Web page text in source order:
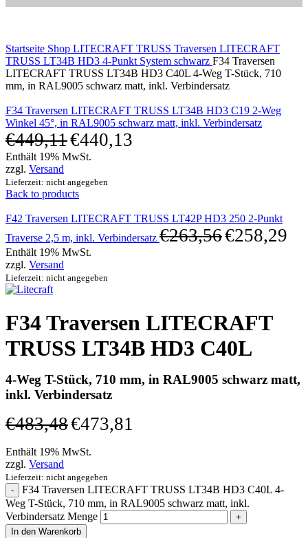
Startseite Shop LITECRAFT TRUSS Traversen LITECRAFT
TRUSS LT34B HD3 4-Punkt System schwarz F34 Traversen
LITECRAFT TRUSS LT34B HD3 C40L 4-Weg T-Stück, 710
mm, in RAL9005 schwarz matt, inkl. Verbindersatz
F34 Traversen LITECRAFT TRUSS LT34B HD3 C19 2-Weg
Winkel 45°, in RAL9005 schwarz matt, inkl. Verbindersatz
€449,11€440,13
Enthält 19% MwSt.
zzgl. Versand
Lieferzeit: nicht angegeben
Back to products
F42 Traversen LITECRAFT TRUSS LT42P HD3 250 2-Punkt
Traverse 2,5 m, inkl. Verbindersatz €263,56€258,29
Enthält 19% MwSt.
zzgl. Versand
Lieferzeit: nicht angegeben
F34 Traversen LITECRAFT
TRUSS LT34B HD3 C40L
4-Weg T-Stück, 710 mm, in RAL9005 schwarz matt,
inkl. Verbindersatz
€483,48€473,81
Enthält 19% MwSt.
zzgl. Versand
Lieferzeit: nicht angegeben
F34 Traversen LITECRAFT TRUSS LT34B HD3 C40L 4-
Weg T-Stück, 710 mm, in RAL9005 schwarz matt, inkl.
Verbindersatz Menge
In den Warenkorb